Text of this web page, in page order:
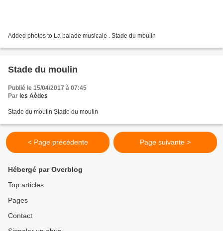
Added photos to La balade musicale . Stade du moulin
Stade du moulin
Publié le 15/04/2017 à 07:45
Par les Aèdes
Stade du moulin Stade du moulin
< Page précédente Page suivante >
Hébergé par Overblog
Top articles
Pages
Contact